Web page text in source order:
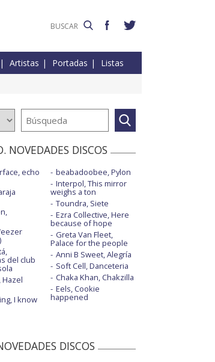
Artistas Portadas Listas
NOVEDADES DISCOS
echo
del club
Hazel
I know
beabadoobee, Pylon
Interpol, This mirror
weighs a ton
Toundra, Siete
Ezra Collective, Here
because of hope
Greta Van Fleet,
Palace for the people
Anni B Sweet, Alegría
Soft Cell, Danceteria
Chaka Khan, Chakzilla
Eels, Cookie
happened
DISCOS